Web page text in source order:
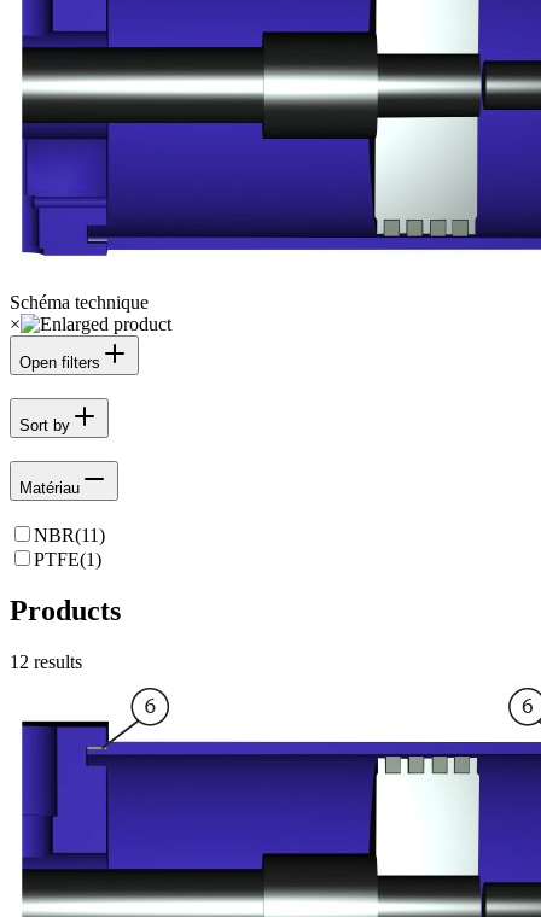
Schéma technique
×
Open filters
Sort by
Matériau
NBR(11)
PTFE(1)
Products
12 results